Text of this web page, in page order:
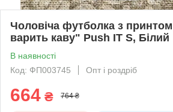
Чоловіча футболка з
варить каву" Push IT S, Білий
В наявності
Код: ФП003745
Опт і роздріб
664 ₴ 764 ₴